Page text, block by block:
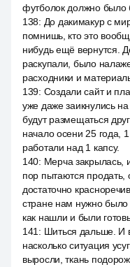
футболок должно было
138: До дакимакур с
помнишь, кто это
нибудь ещё вернутся.
раскупали, было
расходники и
139: Создали сайт и
уже даже заикнулись
будут размещаться
начало осени 25 года,
работали над 1 капсу.
140: Мерча закрылась,
пор пытаются продать,
достаточно
стране нам нужно было
как нашли и были
141 : Шиться дальше. И
насколько ситуация
выросли, ткань